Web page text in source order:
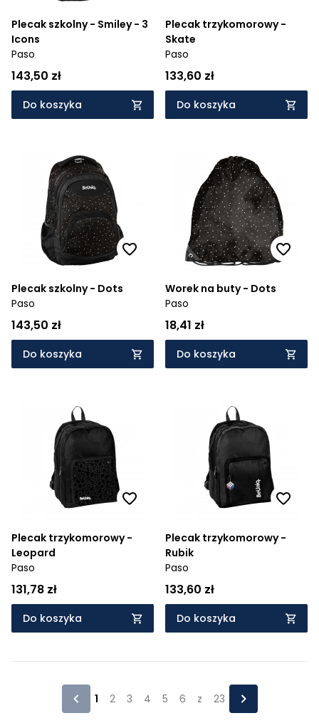
Plecak szkolny - Smiley - 3
Icons
Paso
143,50 zł
Do koszyka
Plecak trzykomorowy -
Skate
Paso
133,60 zł
Do koszyka
Plecak szkolny - Dots
Paso
143,50 zł
Do koszyka
Worek na buty - Dots
Paso
18,41 zł
Do koszyka
Plecak trzykomorowy -
Leopard
Paso
131,78 zł
Do koszyka
Plecak trzykomorowy -
Rubik
Paso
133,60 zł
Do koszyka
1 2 3 4 5 6 z 23